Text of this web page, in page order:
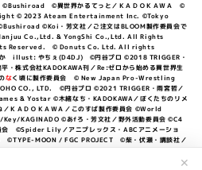
✕
©異世界かるてっと／ＫＡＤＯＫＡＷＡ ©
© 2023 Ateam Entertainment Inc. ©Tokyo
©Koi・芳文社／ご注文はBLOOM製作委員会で
Co.,Ltd. & YongShi Co.,Ltd. All Rights
Reserved. © Donuts Co. Ltd. All rights
やちぇ(D4DJ) ©円谷プロ ©2018 TRIGGER・
・株式会社KADOKAWA刊／Re:ゼロから始める異世界生
なく頃に製作委員会 © New Japan Pro-Wrestling
CO., LTD. ©円谷プロ ©2021 TRIGGER・雨宮哲／
& Yostar ©木緒なち・KADOKAWA／ぼくたちのリメ
ＫＡＤＯＫＡＷＡ／このすば製作委員会 ©World
KAGINADO ©あfろ・芳文社／野外活動委員会 ©C4
©Spider Lily／アニプレックス・ABCアニメーショ
©TYPE-MOON / FGC PROJECT ©柴・伏瀬・講談社／